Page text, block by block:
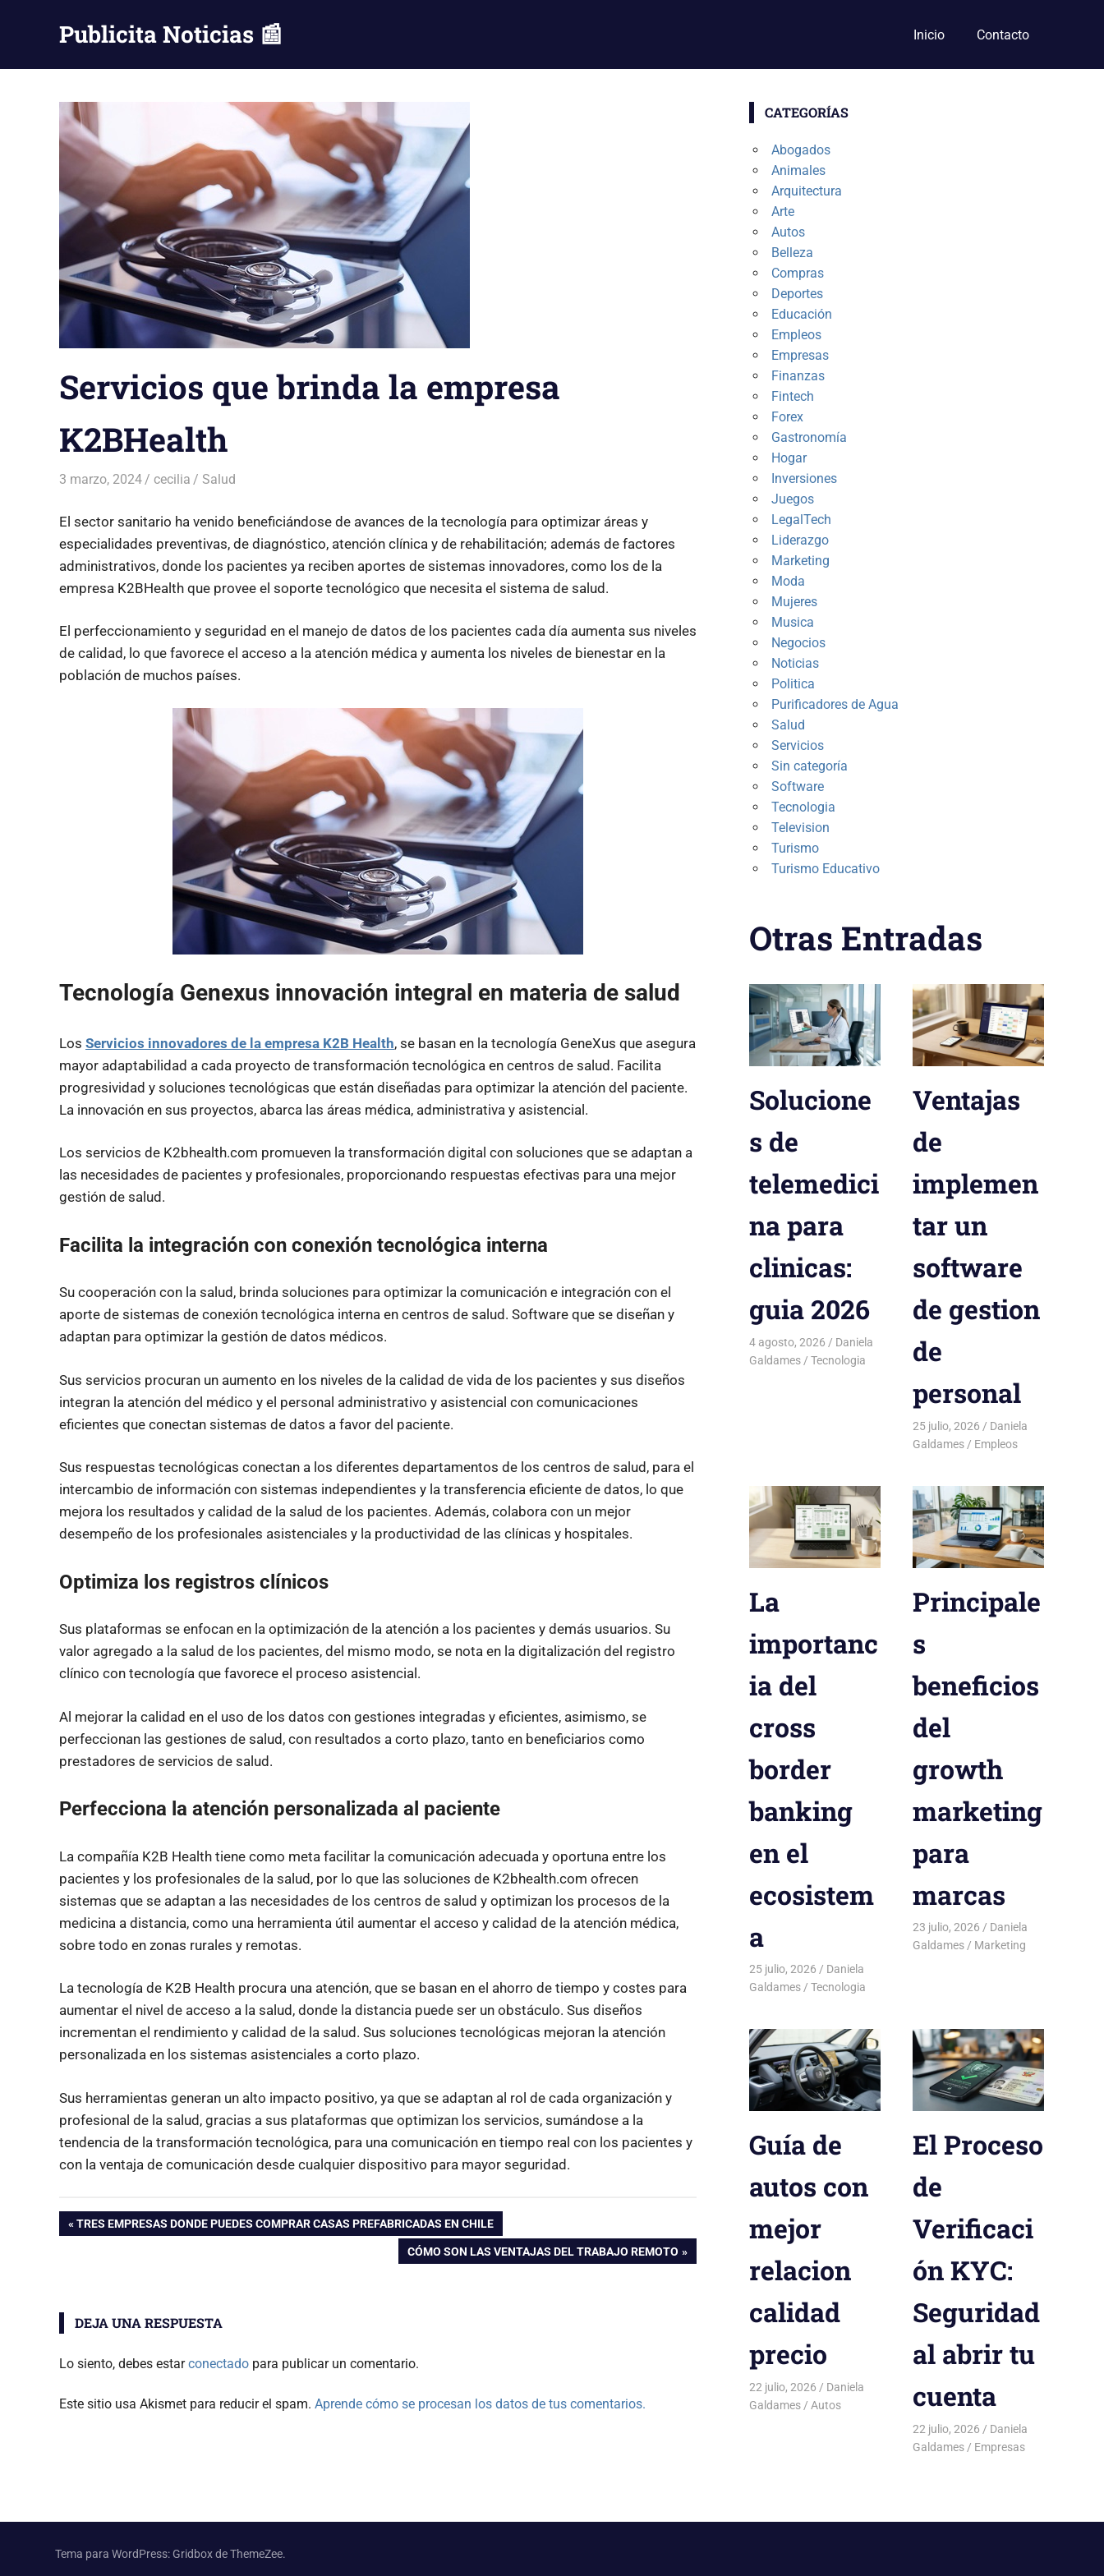
Publicita Noticias 📰 Inicio Contacto
Servicios que brinda la empresa
K2BHealth
3 marzo, 2024 cecilia Salud
El sector sanitario ha venido beneficiándose de avances de la tecnología para optimizar áreas y
especialidades preventivas, de diagnóstico, atención clínica y de rehabilitación; además de factores
administrativos, donde los pacientes ya reciben aportes de sistemas innovadores, como los de la
empresa K2BHealth que provee el soporte tecnológico que necesita el sistema de salud.
El perfeccionamiento y seguridad en el manejo de datos de los pacientes cada día aumenta sus niveles
de calidad, lo que favorece el acceso a la atención médica y aumenta los niveles de bienestar en la
población de muchos países.
Tecnología Genexus innovación integral en materia de salud
Los Servicios innovadores de la empresa K2B Health, se basan en la tecnología GeneXus que asegura
mayor adaptabilidad a cada proyecto de transformación tecnológica en centros de salud. Facilita
progresividad y soluciones tecnológicas que están diseñadas para optimizar la atención del paciente.
La innovación en sus proyectos, abarca las áreas médica, administrativa y asistencial.
Los servicios de K2bhealth.com promueven la transformación digital con soluciones que se adaptan a
las necesidades de pacientes y profesionales, proporcionando respuestas efectivas para una mejor
gestión de salud.
Facilita la integración con conexión tecnológica interna
Su cooperación con la salud, brinda soluciones para optimizar la comunicación e integración con el
aporte de sistemas de conexión tecnológica interna en centros de salud. Software que se diseñan y
adaptan para optimizar la gestión de datos médicos.
Sus servicios procuran un aumento en los niveles de la calidad de vida de los pacientes y sus diseños
integran la atención del médico y el personal administrativo y asistencial con comunicaciones
eficientes que conectan sistemas de datos a favor del paciente.
Sus respuestas tecnológicas conectan a los diferentes departamentos de los centros de salud, para el
intercambio de información con sistemas independientes y la transferencia eficiente de datos, lo que
mejora los resultados y calidad de la salud de los pacientes. Además, colabora con un mejor
desempeño de los profesionales asistenciales y la productividad de las clínicas y hospitales.
Optimiza los registros clínicos
Sus plataformas se enfocan en la optimización de la atención a los pacientes y demás usuarios. Su
valor agregado a la salud de los pacientes, del mismo modo, se nota en la digitalización del registro
clínico con tecnología que favorece el proceso asistencial.
Al mejorar la calidad en el uso de los datos con gestiones integradas y eficientes, asimismo, se
perfeccionan las gestiones de salud, con resultados a corto plazo, tanto en beneficiarios como
prestadores de servicios de salud.
Perfecciona la atención personalizada al paciente
La compañía K2B Health tiene como meta facilitar la comunicación adecuada y oportuna entre los
pacientes y los profesionales de la salud, por lo que las soluciones de K2bhealth.com ofrecen
sistemas que se adaptan a las necesidades de los centros de salud y optimizan los procesos de la
medicina a distancia, como una herramienta útil aumentar el acceso y calidad de la atención médica,
sobre todo en zonas rurales y remotas.
La tecnología de K2B Health procura una atención, que se basan en el ahorro de tiempo y costes para
aumentar el nivel de acceso a la salud, donde la distancia puede ser un obstáculo. Sus diseños
incrementan el rendimiento y calidad de la salud. Sus soluciones tecnológicas mejoran la atención
personalizada en los sistemas asistenciales a corto plazo.
Sus herramientas generan un alto impacto positivo, ya que se adaptan al rol de cada organización y
profesional de la salud, gracias a sus plataformas que optimizan los servicios, sumándose a la
tendencia de la transformación tecnológica, para una comunicación en tiempo real con los pacientes y
con la ventaja de comunicación desde cualquier dispositivo para mayor seguridad.
Navegación
ENTRADA
TRES EMPRESAS DONDE PUEDES COMPRAR CASAS PREFABRICADAS EN CHILE
ENTRADA
SIGUIENTE:
CÓMO SON LAS VENTAJAS DEL TRABAJO REMOTO
DEJA UNA RESPUESTA
Lo siento, debes estarconectado para publicar un comentario.
Este sitio usa Akismet para reducir el spam. Aprende cómo se procesan los datos de tus comentarios.
CATEGORÍAS
Abogados
Animales
Arquitectura
Arte
Autos
Belleza
Compras
Deportes
Educación
Empleos
Empresas
Finanzas
Fintech
Forex
Gastronomía
Hogar
Inversiones
Juegos
LegalTech
Liderazgo
Marketing
Moda
Mujeres
Musica
Negocios
Noticias
Politica
Purificadores de Agua
Salud
Servicios
Sin categoría
Software
Tecnologia
Television
Turismo
Turismo Educativo
Otras Entradas
Solucione
s de
telemedici
na para
clinicas:
guia 2026
4 agosto, 2026
Daniela
Galdames
Tecnologia
Ventajas
de
implemen
tar un
software
de gestion
de
personal
25 julio, 2026
Daniela
Galdames
Empleos
La
importanc
ia del
cross
border
banking
en el
ecosistem
a
25 julio, 2026
Daniela
Galdames
Tecnologia
Principale
s
beneficios
del
growth
marketing
para
marcas
23 julio, 2026
Daniela
Galdames
Marketing
Guía de
autos con
mejor
relacion
calidad
precio
22 julio, 2026
Daniela
Galdames
Autos
El Proceso
de
Verificaci
ón KYC:
Seguridad
al abrir tu
cuenta
22 julio, 2026
Daniela
Galdames
Empresas
Tema para WordPress: Gridbox de ThemeZee.